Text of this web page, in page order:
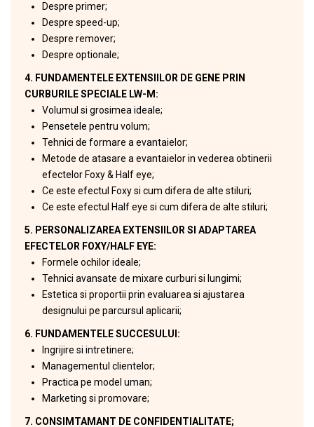
Despre primer;
Despre speed-up;
Despre remover;
Despre optionale;
4. FUNDAMENTELE EXTENSIILOR DE GENE PRIN
CURBURILE SPECIALE LW-M:
Volumul si grosimea ideale;
Pensetele pentru volum;
Tehnici de formare a evantaielor;
Metode de atasare a evantaielor in vederea obtinerii
efectelor Foxy & Half eye;
Ce este efectul Foxy si cum difera de alte stiluri;
Ce este efectul Half eye si cum difera de alte stiluri;
5. PERSONALIZAREA EXTENSIILOR SI ADAPTAREA
EFECTELOR FOXY/HALF EYE:
Formele ochilor ideale;
Tehnici avansate de mixare curburi si lungimi;
Estetica si proportii prin evaluarea si ajustarea
designului pe parcursul aplicarii;
6. FUNDAMENTELE SUCCESULUI:
Ingrijire si intretinere;
Managementul clientelor;
Practica pe model uman;
Marketing si promovare;
7. CONSIMTAMANT DE CONFIDENTIALITATE;